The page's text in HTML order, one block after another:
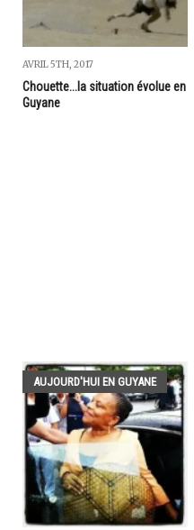
AVRIL 5TH, 2017
Chouette...la situation évolue en
Guyane
AUJOURD'HUI EN GUYANE